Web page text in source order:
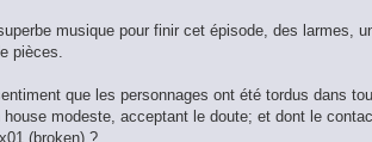
musique pour finir cet épisode, des larmes,
pièces.
que les personnages ont été tordus dans
modeste, acceptant le doute; et dont le
(broken) ?